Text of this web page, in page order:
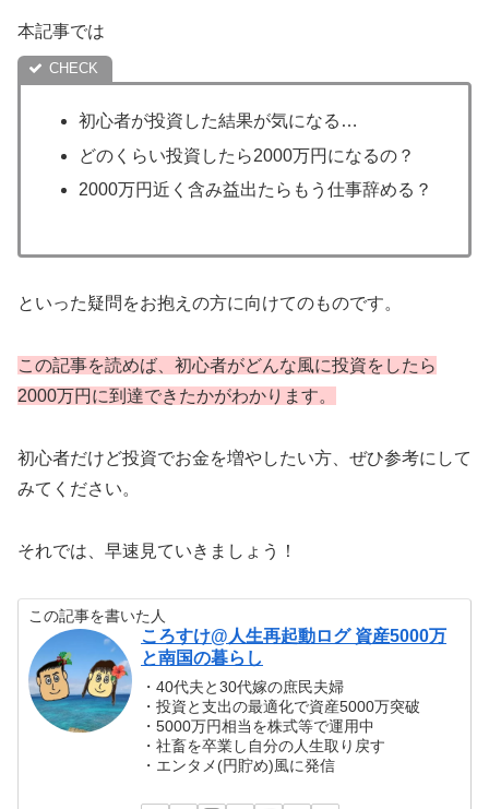
本記事では
初心者が投資した結果が気になる…
どのくらい投資したら2000万円になるの？
2000万円近く含み益出たらもう仕事辞める？
といった疑問をお抱えの方に向けてのものです。
この記事を読めば、初心者がどんな風に投資をしたら
2000万円に到達できたかがわかります。
初心者だけど投資でお金を増やしたい方、ぜひ参考にして
みてください。
それでは、早速見ていきましょう！
この記事を書いた人
ころすけ@人生再起動ログ 資産5000万
と南国の暮らし
・40代夫と30代嫁の庶民夫婦
・投資と支出の最適化で資産5000万突破
・5000万円相当を株式等で運用中
・社畜を卒業し自分の人生取り戻す
・エンタメ(円貯め)風に発信